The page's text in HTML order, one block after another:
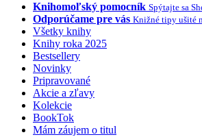
Knihomoľský pomocník Spýtajte sa
Odporúčame pre vás Knižné tipy ušité
Všetky knihy
Knihy roka 2025
Bestsellery
Novinky
Pripravované
Akcie a zľavy
Kolekcie
BookTok
Mám záujem o titul